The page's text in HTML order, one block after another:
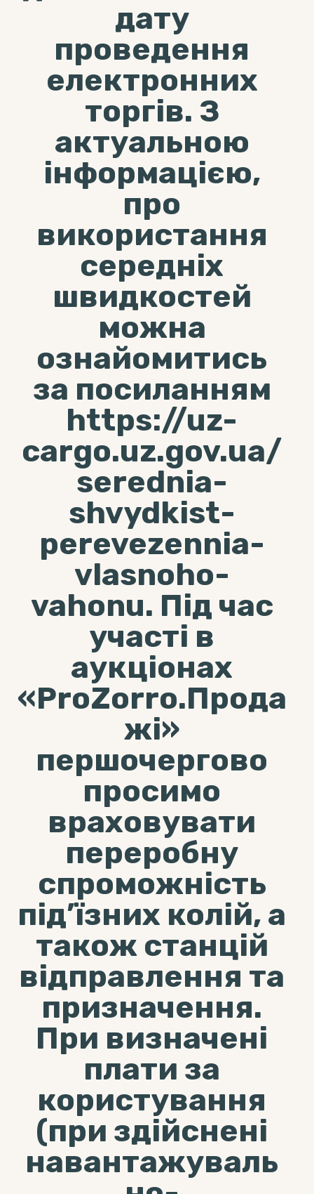
дату
проведення
електронних
торгів. З
актуальною
інформацією,
про
використання
середніх
швидкостей
можна
ознайомитись
за посиланням
https://uz-
cargo.uz.gov.ua/
serednia-
shvydkist-
perevezennia-
vlasnoho-
vahonu. Під час
участі в
аукціонах
«ProZorro.Прода
жі»
першочергово
просимо
враховувати
переробну
спроможність
під’їзних колій, а
також станцій
відправлення та
призначення.
При визначені
плати за
користування
(при здійснені
навантажуваль